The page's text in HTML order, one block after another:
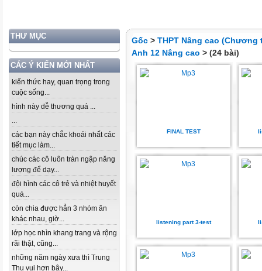
THƯ MỤC
CÁC Ý KIẾN MỚI NHẤT
kiến thức hay, quan trọng trong
cuộc sống...
hình này dễ thương quá ...
...
các bạn này chắc khoái nhất các
tiết mục làm...
chúc các cô luôn tràn ngập năng
lượng để dạy...
đội hình các cô trẻ và nhiệt huyết
quá...
còn chia được hẳn 3 nhóm ăn
khác nhau, giờ...
lớp học nhìn khang trang và rộng
rãi thật, cũng...
những năm ngày xưa thì Trung
Thu vui hơn bây...
Gốc > THPT Nâng cao (Chương
Anh 12 Nâng cao > (24 bài)
FINAL TEST
listening part 3-test